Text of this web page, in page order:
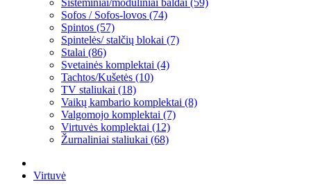
Sisteminiai/moduliniai baldai (59)
Sofos / Sofos-lovos (74)
Spintos (57)
Spintelės/ stalčių blokai (7)
Stalai (86)
Svetainės komplektai (4)
Tachtos/Kušetės (10)
TV staliukai (18)
Vaikų kambario komplektai (8)
Valgomojo komplektai (7)
Virtuvės komplektai (12)
Žurnaliniai staliukai (68)
Virtuvė